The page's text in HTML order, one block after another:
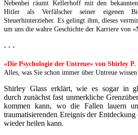
Nebenbei räumt Kellerhoff mit den
Hitler als Verfälscher seiner eigenen
Steuerhinterzieher. Es gelingt ihm, dieses
um uns die wahre Geschichte der Karriere von
- - -
«Die Psychologie der Untreue» von Shirley P.
Alles, was Sie schon immer über Untreue
Shirley Glass erklärt, wie es sogar in
durch zunächst fast unmerkliche
kommen kann, wo die Fallen lauern
traumatisierenden Ereignis der Entdeckung
wieder heilen kann.